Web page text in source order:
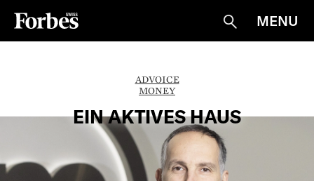
Suche
MENU
ADVOICE
MONEY
EIN AKTIVES HAUS